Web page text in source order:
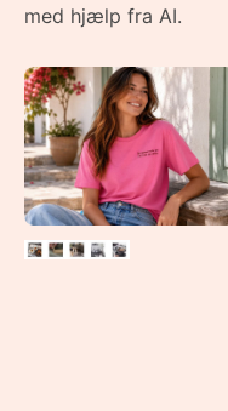
med hjælp fra AI.